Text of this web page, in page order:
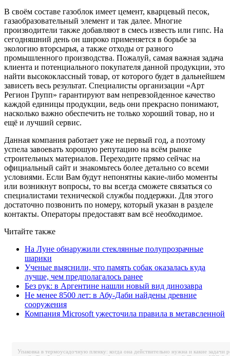
В своём составе газоблок имеет цемент, кварцевый песок,
газаобразовательный элемент и так далее. Многие
производители также добавляют в смесь известь или гипс. На
сегодняшний день он широко применяется в борьбе за
экологию вторсырья, а также отходы от разного
промышленного производства. Пожалуй, самая важная задача
клиента и потенциального покупателя данной продукции, это
найти высококлассный товар, от которого будет в дальнейшем
зависеть весь результат. Специалисты организации «Арт
Регион Групп» гарантируют вам непревзойденное качество
каждой единицы продукции, ведь они прекрасно понимают,
насколько важно обеспечить не только хороший товар, но и
ещё и лучший сервис.
Данная компания работает уже не первый год, а поэтому
успела завоевать хорошую репутацию на всём рынке
строительных материалов. Переходите прямо сейчас на
официальный сайт и знакомьтесь более детально со всеми
условиями. Если Вам будут непонятны какие-либо моменты
или возникнут вопросы, то вы всегда сможете связаться со
специалистами технической службы поддержки. Для этого
достаточно позвонить по номеру, который указан в разделе
контакты. Операторы предоставят вам всё необходимое.
Читайте также
На Луне обнаружили стеклянные полупрозрачные
шарики
Ученые выяснили, что память собак оказалась куда
лучше, чем предполагалось ранее
Без рук: в Аргентине нашли новый вид динозавра
Не менее 8500 лет: в Абу-Даби найдены древние
сооружения
Компания Microsoft ужесточила правила в метавсленной
Упаковка в термоусадочную пленку: когда она действительно нужна и какие задачи